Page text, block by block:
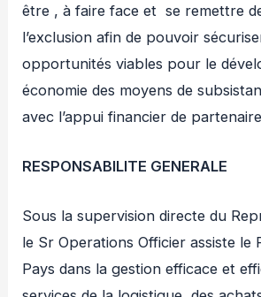
être , à faire face et se remettre
l’exclusion afin de pouvoir
opportunités viables pour le
économie des moyens de
avec l’appui financier de
RESPONSABILITE GENERALE
Sous la supervision directe du
le Sr Operations Officier assiste le
Pays dans la gestion efficace et